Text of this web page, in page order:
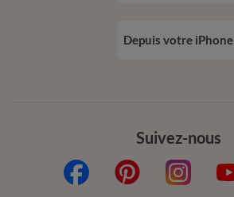
Suivez-nous
Depuis votre iPhone